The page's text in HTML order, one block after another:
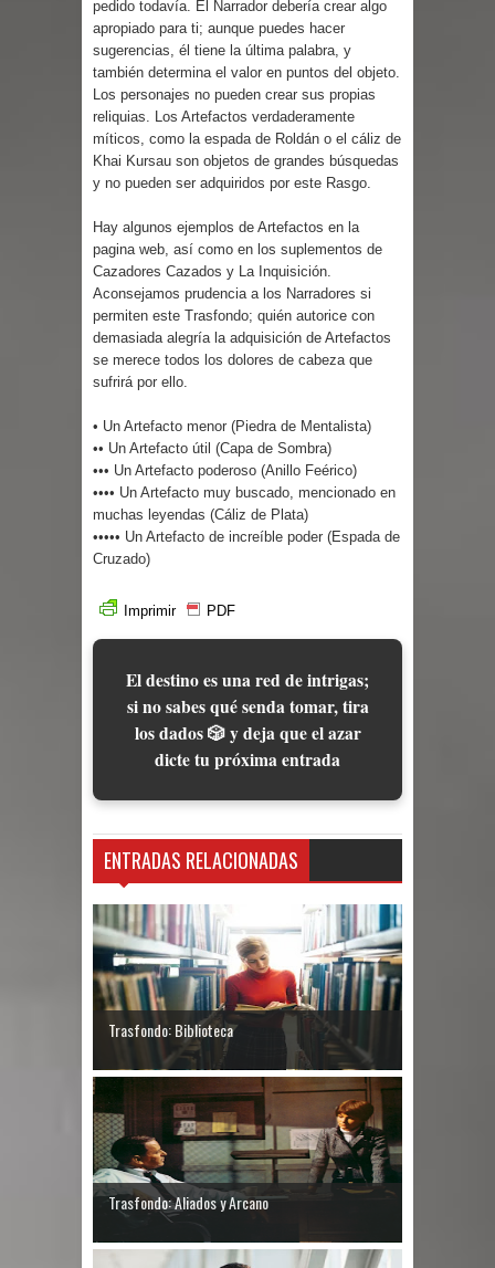
Parte 02: Un Bicho Raro
pedido todavía. El Narrador debería crear algo
apropiado para ti; aunque puedes hacer
sugerencias, él tiene la última palabra, y
también determina el valor en puntos del objeto.
Los personajes no pueden crear sus propias
reliquias. Los Artefactos verdaderamente
míticos, como la espada de Roldán o el cáliz de
Khai Kursau son objetos de grandes búsquedas
y no pueden ser adquiridos por este Rasgo.
Hay algunos ejemplos de Artefactos en la
pagina web, así como en los suplementos de
Cazadores Cazados y La Inquisición.
Aconsejamos prudencia a los Narradores si
permiten este Trasfondo; quién autorice con
demasiada alegría la adquisición de Artefactos
se merece todos los dolores de cabeza que
sufrirá por ello.
• Un Artefacto menor (Piedra de Mentalista)
•• Un Artefacto útil (Capa de Sombra)
••• Un Artefacto poderoso (Anillo Feérico)
•••• Un Artefacto muy buscado, mencionado en
muchas leyendas (Cáliz de Plata)
••••• Un Artefacto de increíble poder (Espada de
Cruzado)
Imprimir PDF
El destino es una red de intrigas;
si no sabes qué senda tomar, tira
los dados 🎲 y deja que el azar
dicte tu próxima entrada
ENTRADAS RELACIONADAS
Trasfondo: Biblioteca
Trasfondo: Aliados y Arcano